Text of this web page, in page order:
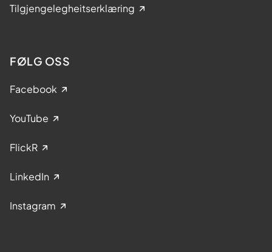
Tilgjengelegheitserklæring
FØLG OSS
Facebook
YouTube
FlickR
LinkedIn
Instagram